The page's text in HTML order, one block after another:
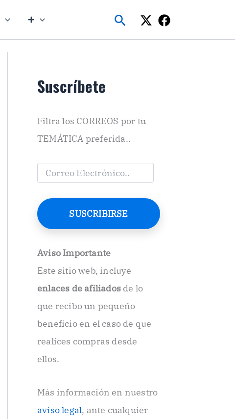
➕ Buscar
Suscríbete
Filtra los CORREOS por tu
TEMÁTICA preferida..
C
e
o
E
c
t
r
ó
i
o
.
SUSCRIBIRSE
Aviso Importante
Este sitio web, incluye
enlaces de afiliados de lo
que recibo un pequeño
beneficio en el caso de que
realices compras desde
ellos.
Más información en nuestro
aviso legal, ante cualquier